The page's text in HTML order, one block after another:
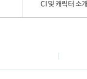
CI 및 캐릭터 소개